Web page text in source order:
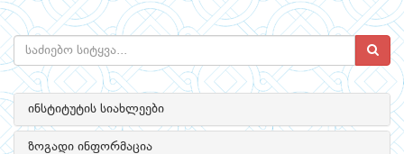
ინსტიტუტის სიახლეები
ზოგადი ინფორმაცია